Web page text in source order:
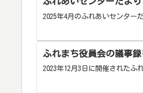
2025年4月のふれあいセンター
ふれまち役員会の議事
2023年12月3日に開催されたふ